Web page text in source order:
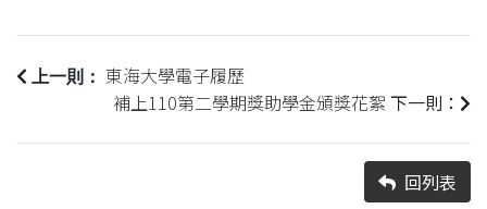
上一則：
東海大學電子履歷
補上110第二學期獎助學金頒獎花絮 下一則：
回列表